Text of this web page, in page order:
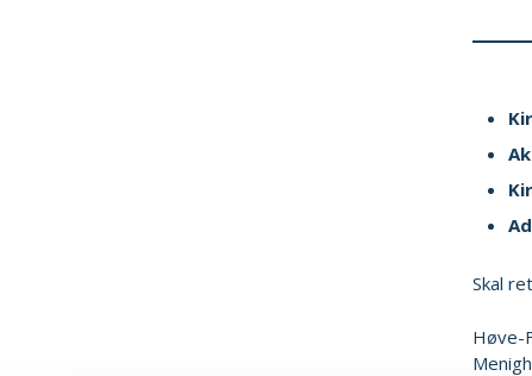
Skal
Høve-